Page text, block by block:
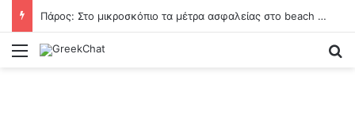
Πάρος: Στο μικροσκόπιο τα μέτρα ασφαλείας στο beach bar όπου πνίγηκε ο 4χρονος – Τι εξετάζεται
Menu